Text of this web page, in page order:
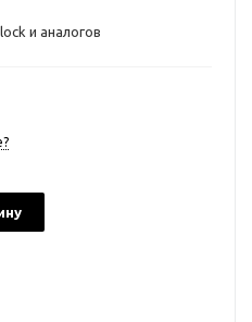
и аналогов